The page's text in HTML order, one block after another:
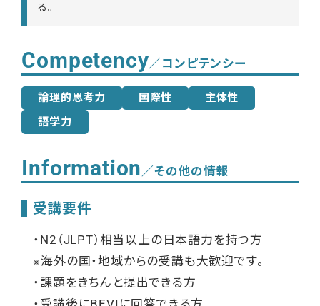
る。
Competency／コンピテンシー
論理的思考力 国際性
主体性
語学力
Information／その他の情報
受講要件
・N2（JLPT）相当以上の日本語力を持つ方
※海外の国・地域からの受講も大歓迎です。
・課題をきちんと提出できる方